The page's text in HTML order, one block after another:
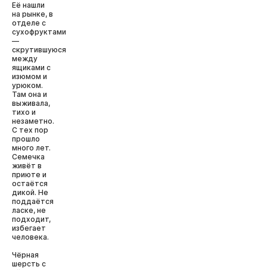
Её нашли
на рынке, в
отделе с
сухофруктами
—
скрутившуюся
между
ящиками с
изюмом и
урюком.
Там она и
выживала,
тихо и
незаметно.
С тех пор
прошло
много лет.
Семечка
живёт в
приюте и
остаётся
дикой. Не
поддаётся
ласке, не
подходит,
избегает
человека.
Чёрная
шерсть с